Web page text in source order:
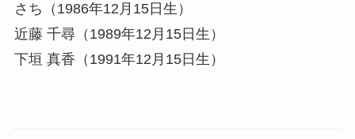
さち（1986年12月15日生）
近藤 千尋（1989年12月15日生）
下垣 真香（1991年12月15日生）